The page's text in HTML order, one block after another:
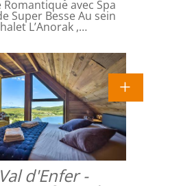
Romantique avec Spa
Super Besse Au sein
L’Anorak ,…
d'Enfer -